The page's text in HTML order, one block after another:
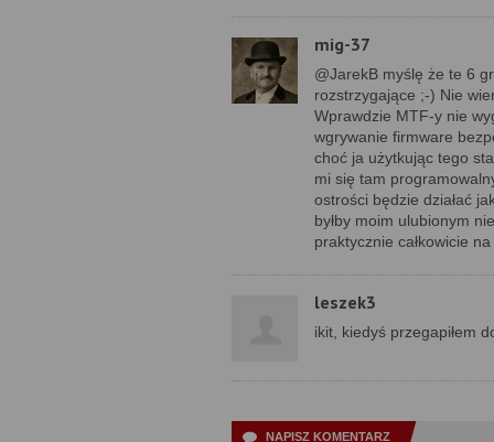
mig-37
@JarekB myślę że te 6
rozstrzygające ;-) Nie
Wprawdzie MTF-y nie
wgrywanie firmware
choć ja użytkując tego
mi się tam
ostrości będzie działać
byłby moim ulubionym
praktycznie całkowicie
leszek3
ikit, kiedyś przegapiłem
NAPISZ KOMENTARZ